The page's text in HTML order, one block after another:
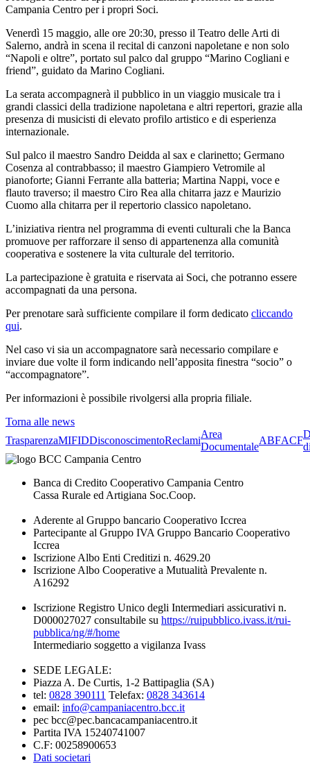
Campania Centro per i propri Soci.
Venerdì 15 maggio, alle ore 20:30, presso il Teatro delle Arti di
Salerno, andrà in scena il recital di canzoni napoletane e non solo
“Napoli e oltre”, portato sul palco dal gruppo “Marino Cogliani e
friend”, guidato da Marino Cogliani.
La serata accompagnerà il pubblico in un viaggio musicale tra i
grandi classici della tradizione napoletana e altri repertori, grazie alla
presenza di musicisti di elevato profilo artistico e di esperienza
internazionale.
Sul palco il maestro Sandro Deidda al sax e clarinetto; Germano
Cosenza al contrabbasso; il maestro Giampiero Vetromile al
pianoforte; Gianni Ferrante alla batteria; Martina Nappi, voce e
flauto traverso; il maestro Ciro Rea alla chitarra jazz e Maurizio
Cuomo alla chitarra per il repertorio classico napoletano.
L’iniziativa rientra nel programma di eventi culturali che la Banca
promuove per rafforzare il senso di appartenenza alla comunità
cooperativa e sostenere la vita culturale del territorio.
La partecipazione è gratuita e riservata ai Soci, che potranno essere
accompagnati da una persona.
Per prenotare sarà sufficiente compilare il form dedicato cliccando
qui.
Nel caso vi sia un accompagnatore sarà necessario compilare e
inviare due volte il form indicando nell’apposita finestra “socio” o
“accompagnatore”.
Per informazioni è possibile rivolgersi alla propria filiale.
Torna alle news
TrasparenzaMIFIDDisconoscimentoReclami
Area
Documentale
ABFACF
Banca di Credito Cooperativo Campania Centro
Cassa Rurale ed Artigiana Soc.Coop.
Aderente al Gruppo bancario Cooperativo Iccrea
Partecipante al Gruppo IVA Gruppo Bancario Cooperativo
Iccrea
Iscrizione Albo Enti Creditizi n. 4629.20
Iscrizione Albo Cooperative a Mutualità Prevalente n.
A16292
Iscrizione Registro Unico degli Intermediari assicurativi n.
D000027027 consultabile su https://ruipubblico.ivass.it/rui-
pubblica/ng/#/home
Intermediario soggetto a vigilanza Ivass
SEDE LEGALE:
Piazza A. De Curtis, 1-2 Battipaglia (SA)
tel: 0828 390111 Telefax: 0828 343614
email: info@campaniacentro.bcc.it
pec bcc@pec.bancacampaniacentro.it
Partita IVA 15240741007
C.F: 00258900653
Dati societari